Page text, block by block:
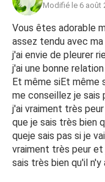
Modifié le 6 août
Vous êtes adorable
assez tendu avec
j'ai envie de pleurer
j'ai une bonne
Et même siEt même
me conseillez je sais
j'ai vraiment très
que je sais très bien
queje sais pas si je
vraiment très peur
sais très bien qu'il